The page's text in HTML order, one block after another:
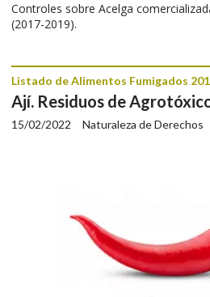
Controles sobre Acelga
(2017-2019).
Ají. Residuos de
Naturaleza de Derechos
Listado de Alimentos Fumigados
15/02/2022